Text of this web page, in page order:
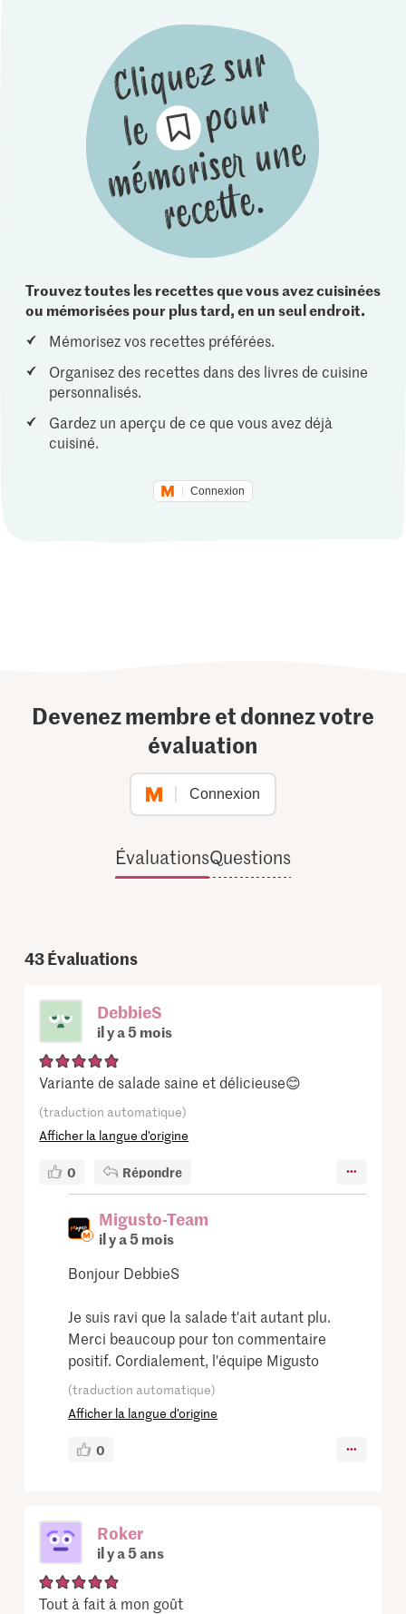
Trouvez toutes les recettes que vous avez cuisinées
ou mémorisées pour plus tard, en un seul endroit.
Mémorisez vos recettes préférées.
Organisez des recettes dans des livres de cuisine
personnalisés.
Gardez un aperçu de ce que vous avez déjà
cuisiné.
Connexion
Devenez membre et donnez votre
évaluation
Connexion
ÉvaluationsQuestions
43Évaluations
DebbieS
il y a 5 mois
Variante de salade saine et délicieuse😊
(traduction automatique)
Afficher la langue d’origine
0 Répondre
Migusto-Team
il y a 5 mois
Bonjour DebbieS
Je suis ravi que la salade t'ait autant plu.
Merci beaucoup pour ton commentaire
positif. Cordialement, l'équipe Migusto
(traduction automatique)
Afficher la langue d’origine
0
Roker
il y a 5 ans
Tout à fait à mon goût